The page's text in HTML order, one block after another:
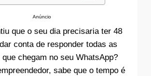
Anúncio
que o seu dia precisaria ter 48
conta de responder todas as
que chegam no seu WhatsApp?
sabe que o tempo é